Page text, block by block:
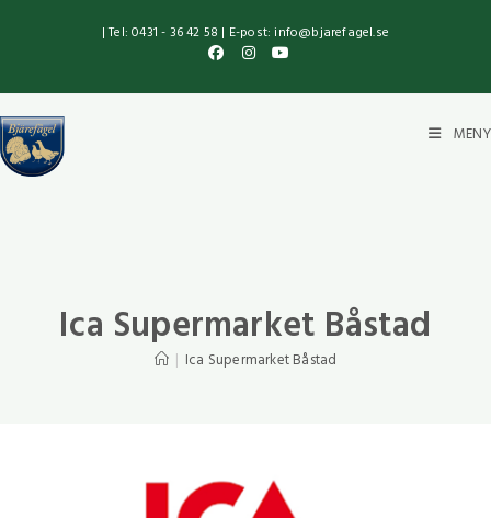
| Tel: 0431 - 36 42 58 | E-post: info@bjarefagel.se
MENY
Ica Supermarket Båstad
| Ica Supermarket Båstad